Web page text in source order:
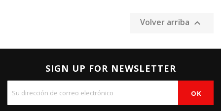
Volver arriba 
SIGN UP FOR NEWSLETTER